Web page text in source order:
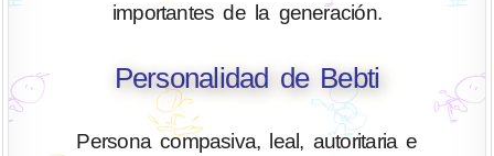
importantes de la generación.
Personalidad de Bebti
Persona compasiva, leal, autoritaria e